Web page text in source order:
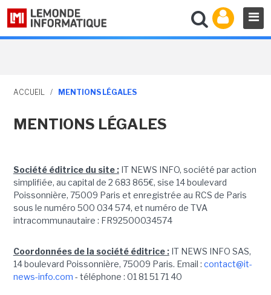
ACCUEIL / MENTIONS LÉGALES
MENTIONS LÉGALES
Société éditrice du site :IT NEWS INFO, société par action
simplifiée, au capital de 2 683 865€, sise 14 boulevard
Poissonnière, 75009 Paris et enregistrée au RCS de Paris
sous le numéro 500 034 574, et numéro de TVA
intracommunautaire : FR92500034574
Coordonnées de la société éditrice :IT NEWS INFO SAS,
14 boulevard Poissonnière, 75009 Paris. Email : contact@it-
news-info.com - téléphone : 01 81 51 71 40